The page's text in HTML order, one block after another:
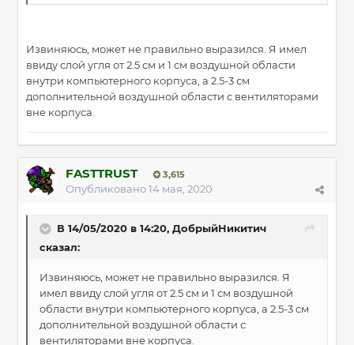
Извиняюсь, может не правильно выразился. Я имел
ввиду слой угля от 2.5 см и 1 см воздушной области
внутри компьютерного корпуса, а 2.5-3 см
дополнительной воздушной области с вентиляторами
вне корпуса.
FASTTRUST 3,615
Опубликовано14 мая, 2020
В 14/05/2020 в 14:20, ДобрыйНикитич
сказал:
Извиняюсь, может не правильно выразился. Я
имел ввиду слой угля от 2.5 см и 1 см воздушной
области внутри компьютерного корпуса, а 2.5-3 см
дополнительной воздушной области с
вентиляторами вне корпуса.